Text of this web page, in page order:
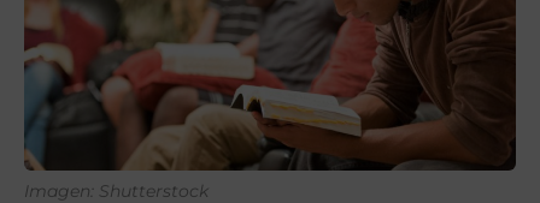
Imagen: Shutterstock